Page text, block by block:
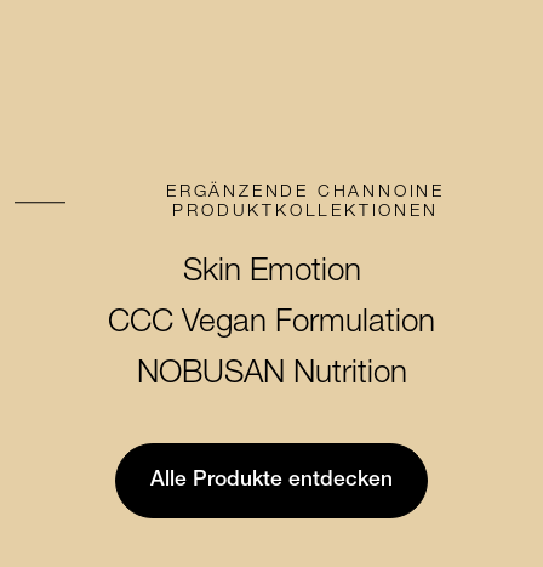
ERGÄNZENDE CHANNOINE
PRODUKTKOLLEKTIONEN
Skin Emotion
Skin Emotion
CCC Vegan Formulation
CCC Vegan Formulation
NOBUSAN Nutrition
Alle Produkte entdecken